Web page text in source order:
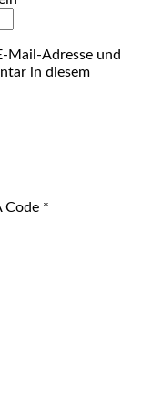
Mail-Adresse und
in diesem
Code *